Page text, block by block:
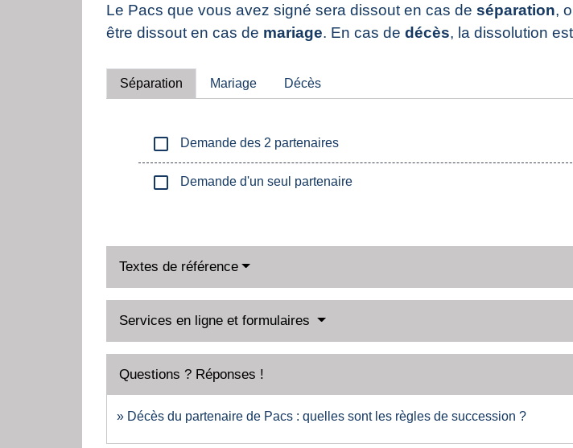
Le Pacs que vous avez signé sera dissout en cas de séparation,
être dissout en cas de mariage. En cas de décès, la dissolution est
Séparation Mariage Décès
check_box_outline_blank Demande des 2 partenaires
check_box_outline_blank Demande d'un seul partenaire
Textes de référence
Services en ligne et formulaires
Questions ? Réponses !
Décès du partenaire de Pacs : quelles sont les règles de succession ?